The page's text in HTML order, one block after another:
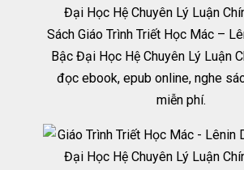
Sách Giáo Trình Triết Học Mác –
Bậc Đại Học Hệ Chuyên Lý Luận
đọc ebook, epub online, nghe
miễn phí.